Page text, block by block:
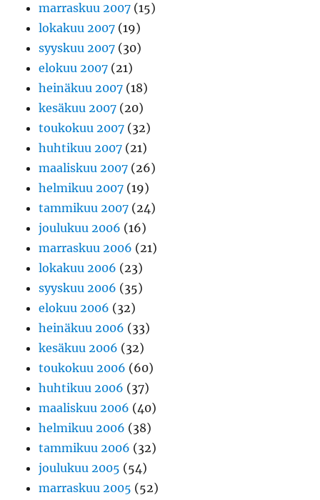
marraskuu 2007 (15)
lokakuu 2007 (19)
syyskuu 2007 (30)
elokuu 2007 (21)
heinäkuu 2007 (18)
kesäkuu 2007 (20)
toukokuu 2007 (32)
huhtikuu 2007 (21)
maaliskuu 2007 (26)
helmikuu 2007 (19)
tammikuu 2007 (24)
joulukuu 2006 (16)
marraskuu 2006 (21)
lokakuu 2006 (23)
syyskuu 2006 (35)
elokuu 2006 (32)
heinäkuu 2006 (33)
kesäkuu 2006 (32)
toukokuu 2006 (60)
huhtikuu 2006 (37)
maaliskuu 2006 (40)
helmikuu 2006 (38)
tammikuu 2006 (32)
joulukuu 2005 (54)
marraskuu 2005 (52)